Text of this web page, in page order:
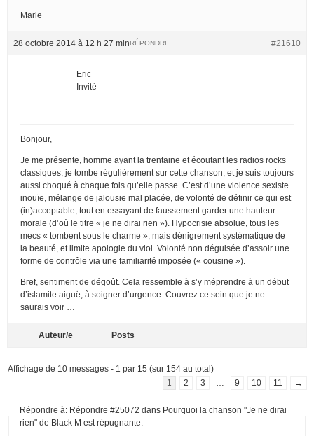
Marie
28 octobre 2014 à 12 h 27 min #21610
RÉPONDRE
Eric
Invité
Bonjour,
Je me présente, homme ayant la trentaine et écoutant les radios rocks
classiques, je tombe régulièrement sur cette chanson, et je suis toujours
aussi choqué à chaque fois qu’elle passe. C’est d’une violence sexiste
inouïe, mélange de jalousie mal placée, de volonté de définir ce qui est
(in)acceptable, tout en essayant de faussement garder une hauteur
morale (d’où le titre « je ne dirai rien »). Hypocrisie absolue, tous les
mecs « tombent sous le charme », mais dénigrement systématique de
la beauté, et limite apologie du viol. Volonté non déguisée d’assoir une
forme de contrôle via une familiarité imposée (« cousine »).
Bref, sentiment de dégoût. Cela ressemble à s’y méprendre à un début
d’islamite aiguë, à soigner d’urgence. Couvrez ce sein que je ne
saurais voir …
Auteur/e Posts
Affichage de 10 messages - 1 par 15 (sur 154 au total)
1
2 3 9 10 11 →
Répondre à: Répondre #25072 dans Pourquoi la chanson "Je ne dirai
rien" de Black M est répugnante.